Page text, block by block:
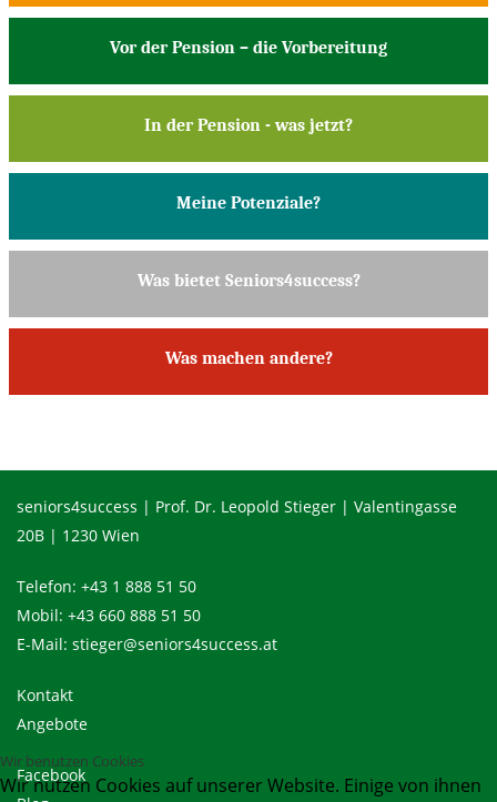
Vor der Pension – die Vorbereitung
In der Pension - was jetzt?
Meine Potenziale?
Was bietet Seniors4success?
Was machen andere?
seniors4success | Prof. Dr. Leopold Stieger | Valentingasse
20B | 1230 Wien
Telefon: +43 1 888 51 50
Mobil: +43 660 888 51 50
E-Mail: stieger@seniors4success.at
Kontakt
Angebote
Facebook
Wir benutzen Cookies
Wir nutzen Cookies auf unserer Website. Einige von ihnen